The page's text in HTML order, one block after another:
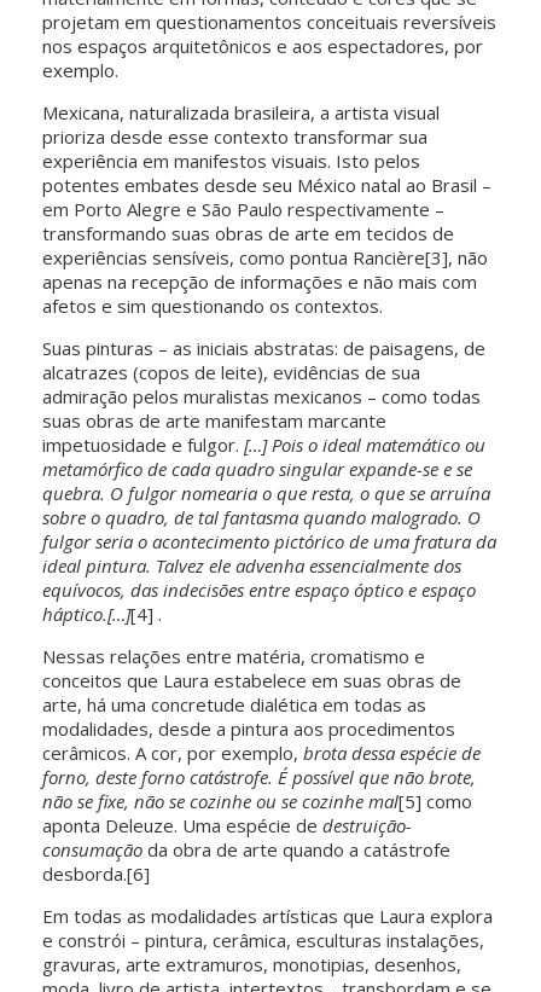
projetam em questionamentos conceituais reversíveis
nos espaços arquitetônicos e aos espectadores, por
exemplo.
Mexicana, naturalizada brasileira, a artista visual
prioriza desde esse contexto transformar sua
experiência em manifestos visuais. Isto pelos
potentes embates desde seu México natal ao Brasil –
em Porto Alegre e São Paulo respectivamente –
transformando suas obras de arte em tecidos de
experiências sensíveis, como pontua Rancière[3], não
apenas na recepção de informações e não mais com
afetos e sim questionando os contextos.
Suas pinturas – as iniciais abstratas: de paisagens, de
alcatrazes (copos de leite), evidências de sua
admiração pelos muralistas mexicanos – como todas
suas obras de arte manifestam marcante
impetuosidade e fulgor. […] Pois o ideal matemático ou
metamórfico de cada quadro singular expande-se e se
quebra. O fulgor nomearia o que resta, o que se arruína
sobre o quadro, de tal fantasma quando malogrado. O
fulgor seria o acontecimento pictórico de uma fratura da
ideal pintura. Talvez ele advenha essencialmente dos
equívocos, das indecisões entre espaço óptico e espaço
háptico.[…][4] .
Nessas relações entre matéria, cromatismo e
conceitos que Laura estabelece em suas obras de
arte, há uma concretude dialética em todas as
modalidades, desde a pintura aos procedimentos
cerâmicos. A cor, por exemplo, brota dessa espécie de
forno, deste forno catástrofe. É possível que não brote,
não se fixe, não se cozinhe ou se cozinhe mal[5] como
aponta Deleuze. Uma espécie de destruição-
consumação da obra de arte quando a catástrofe
desborda.[6]
Em todas as modalidades artísticas que Laura explora
e constrói – pintura, cerâmica, esculturas instalações,
gravuras, arte extramuros, monotipias, desenhos,